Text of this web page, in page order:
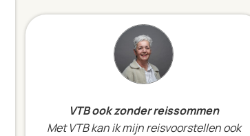
VTB ook zonder reissommen
Met VTB kan ik mijn reisvoorstellen ook